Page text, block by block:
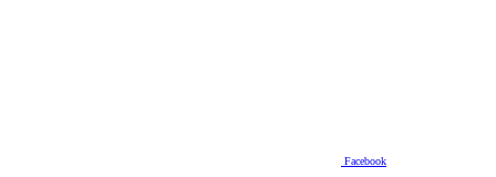
Facebook